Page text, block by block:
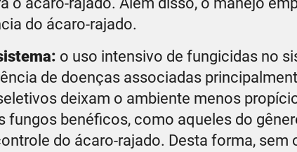
do ácaro-rajado.
o uso intensivo de fungicidas no
de doenças associadas
deixam o ambiente menos
benéficos, como aqueles do
do ácaro-rajado. Desta forma, sem